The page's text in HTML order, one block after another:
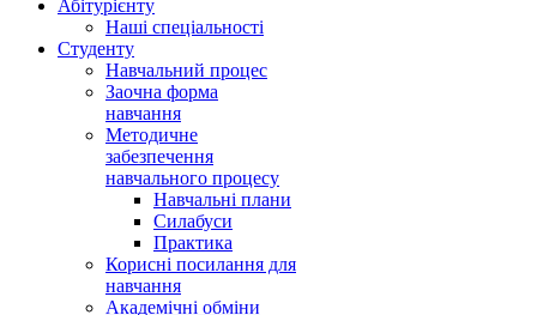
Абітурієнту
Наші спеціальності
Студенту
Навчальний процес
Заочна форма
навчання
Методичне
забезпечення
навчального процесу
Навчальні плани
Силабуси
Практика
Корисні посилання для
навчання
Академічні обміни